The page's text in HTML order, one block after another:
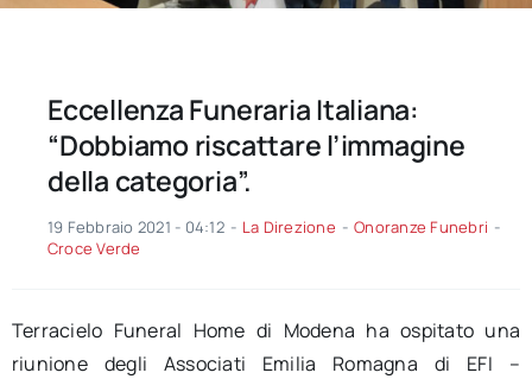
Eccellenza Funeraria Italiana:
“Dobbiamo riscattare l’immagine
della categoria”.
19 Febbraio 2021 - 04:12 - La Direzione - Onoranze Funebri -
Croce Verde
Terracielo Funeral Home di Modena ha ospitato una
riunione degli Associati Emilia Romagna di EFI –